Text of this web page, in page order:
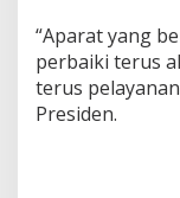
“Aparat yang
perbaiki terus
terus
Presiden.